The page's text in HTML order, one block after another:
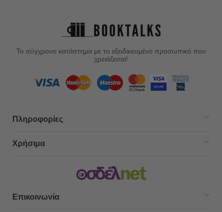
Το σύγχρονο κατάστημα με το εξειδικευμένο προσωπικό που
χρειάζεσαι!
Πληροφορίες
Χρήσιμα
Επικοινωνία